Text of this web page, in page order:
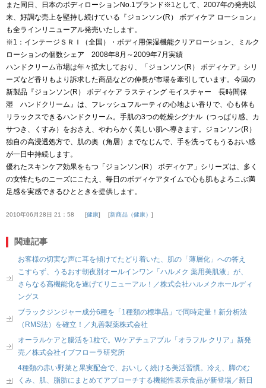
また同日、日本のボディローションNo.1ブランド※1として、2007年の発売以
来、好調な売上を堅持し続けている『ジョンソン(R） ボディケア ローション』
も全ラインリニューアル発売いたします。
※1：インテージＳＲＩ（全国）・ボディ用保湿機能クリアローション、ミルク
ローションの個数シェア 2008年8月～2009年7月実績
ハンドクリーム市場は年々拡大しており、「ジョンソン(R） ボディケア」シリ
ーズなど香りもより訴求した商品などの伸長が市場を牽引しています。今回の
新製品『ジョンソン(R） ボディケア ラスティング モイスチャー 長時間保
湿 ハンドクリーム』は、フレッシュフルーティの心地よい香りで、心も体も
リラックスできるハンドクリーム。手肌の3つの乾燥シグナル（つっぱり感、カ
サつき、くすみ）をおさえ、やわらかく美しい肌へ導きます。ジョンソン(R）
独自の高浸透処方で、肌の奥（角層）までなじんで、手を洗ってもうるおい感
が一日中持続します。
優れたスキンケア効果をもつ「ジョンソン(R） ボディケア」シリーズは、多く
の女性たちのニーズにこたえ、毎日のボディケアタイムで心も肌もよろこぶ満
足感を実感できるひとときを提供します。
2010年06月28日 21：58 健康 新商品（健康）
関連記事
お客様の切実な声に耳を傾けてたどり着いた、肌の「薄層化」への答え
こすらず、うるおす朝夜別オールインワン「ハルメク 薬用美肌液」が、
さらなる高機能化を遂げてリニューアル！／株式会社ハルメクホールディ
ングス
ブラックジンジャー成分6種を「1種類の標準品」で同時定量！新分析法
（RMS法）を確立！／丸善製薬株式会社
オーラルケアと腸活を1粒で。Wケアチュアブル「オラフル クリア」新発
売／株式会社イブフローラ研究所
4種類の赤い野菜と果実配合で、おいしく続ける美活習慣。冷え、脚のむ
くみ、肌、脂肪にまとめてアプローチする機能性表示食品が新登場／新日